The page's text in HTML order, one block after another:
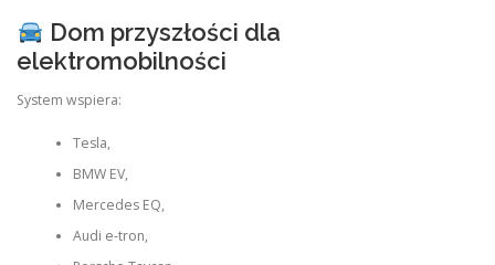
Dom przyszłości dla
elektromobilności
System wspiera:
Tesla,
BMW EV,
Mercedes EQ,
Audi e-tron,